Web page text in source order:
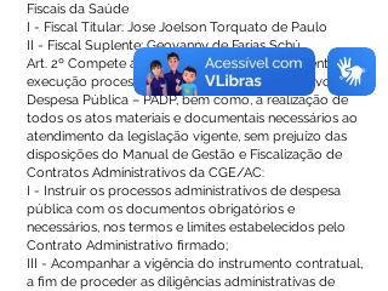
Fiscais da Saúde
I - Fiscal Titular: Jose Joelson Torquato de Paulo
II - Fiscal Suplente: Geovanny de Farias Schú
Art. 2º Compete aos gestores o acompanhamento da
execução processual do Processo Administrativo de
Despesa Pública – PADP, bem como, a realização de
todos os atos materiais e documentais necessários ao
atendimento da legislação vigente, sem prejuízo das
disposições do Manual de Gestão e Fiscalização de
Contratos Administrativos da CGE/AC:
I - Instruir os processos administrativos de despesa
pública com os documentos obrigatórios e
necessários, nos termos e limites estabelecidos pelo
Contrato Administrativo firmado;
III - Acompanhar a vigência do instrumento contratual,
a fim de proceder as diligências administrativas de